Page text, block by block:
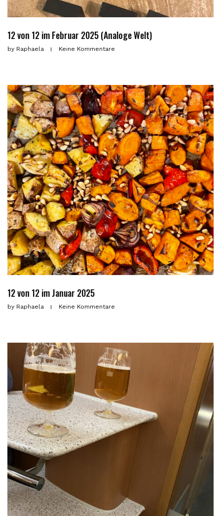
12 von 12 im Februar 2025 (Analoge Welt)
by Raphaela Keine Kommentare
12 von 12 im Januar 2025
by Raphaela Keine Kommentare